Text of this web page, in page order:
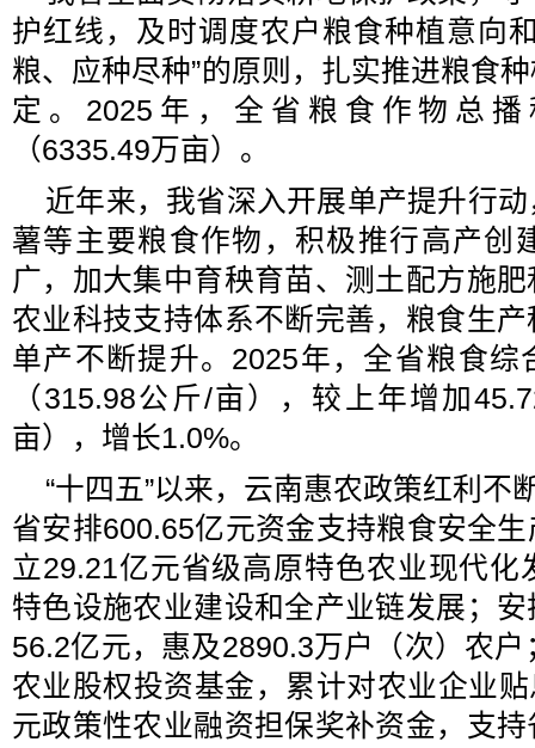
护红线，及时调度农户粮食种植意向
粮、应种尽种”的原则，扎实推进粮食
定。2025年，全省粮食作物总播
（6335.49万亩）。
近年来，我省深入开展单产提升行
薯等主要粮食作物，积极推行高产创
广，加大集中育秧育苗、测土配方施
农业科技支持体系不断完善，粮食生
单产不断提升。2025年，全省粮食综
（315.98公斤/亩），较上年增加
亩），增长1.0%。
“十四五”以来，云南惠农政策红利不
省安排600.65亿元资金支持粮食安全
立29.21亿元省级高原特色农业现代
特色设施农业建设和全产业链发展；
56.2亿元，惠及2890.3万户（次）农
农业股权投资基金，累计对农业企业
元政策性农业融资担保奖补资金，支